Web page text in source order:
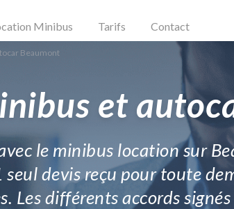
Minibus Tarifs Contact
Beaumont
et
le minibus location sur
devis reçu pour toute
différents accords